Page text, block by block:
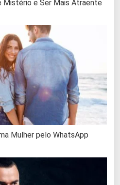
Mistério e Ser Mais Atraente
Mulher pelo WhatsApp